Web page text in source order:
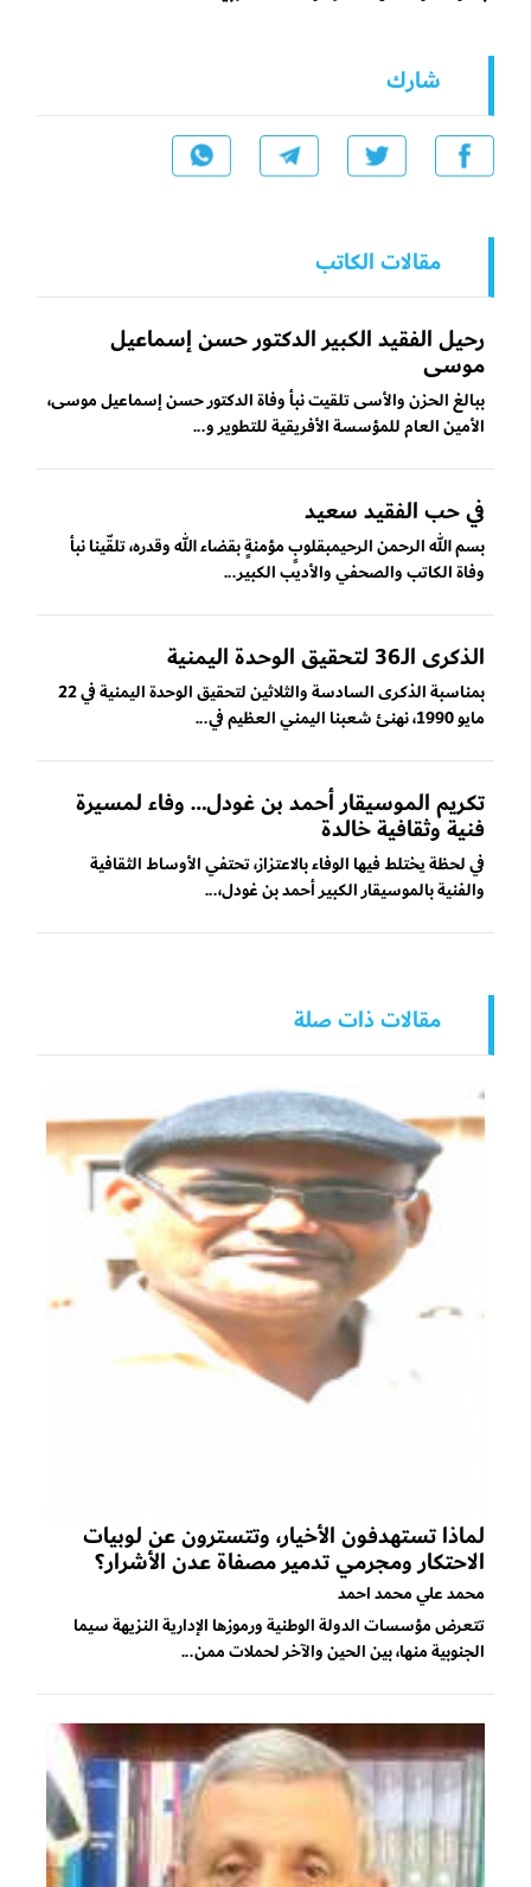
شارك
مقالات الكاتب
رحيل الفقيد الكبير الدكتور حسن إسماعيل
موسى
ببالغ الحزن والأسى تلقيت نبأ وفاة الدكتور حسن إسماعيل موسى،
الأمين العام للمؤسسة الأفريقية للتطوير و...
في حب الفقيد سعيد
بسم الله الرحمن الرحيمبقلوبٍ مؤمنةٍ بقضاء الله وقدره، تلقّينا نبأ
وفاة الكاتب والصحفي والأديب الكبير...
الذكرى الـ36 لتحقيق الوحدة اليمنية
بمناسبة الذكرى السادسة والثلاثين لتحقيق الوحدة اليمنية في 22
مايو 1990، نهنئ شعبنا اليمني العظيم في...
تكريم الموسيقار أحمد بن غودل… وفاء لمسيرة
فنية وثقافية خالدة
في لحظة يختلط فيها الوفاء بالاعتزاز، تحتفي الأوساط الثقافية
والفنية بالموسيقار الكبير أحمد بن غودل،...
مقالات ذات صلة
لماذا تستهدفون الأخيار، وتتسترون عن لوبيات
الاحتكار ومجرمي تدمير مصفاة عدن الأشرار؟
محمد علي محمد احمد
تتعرض مؤسسات الدولة الوطنية ورموزها الإدارية النزيهة سيما
الجنوبية منها، بين الحين والآخر لحملات ممن...